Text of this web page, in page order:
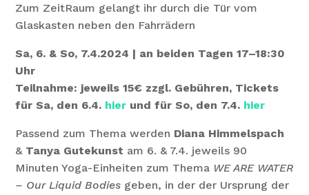
Zum ZeitRaum gelangt ihr durch die Tür vom
Glaskasten neben den Fahrrädern
Sa, 6. & So, 7.4.2024 | an beiden Tagen 17–18:30
Uhr
Teilnahme: jeweils 15€ zzgl. Gebühren, Tickets
für Sa, den 6.4. hier und für So, den 7.4. hier
Passend zum Thema werden Diana Himmelspach
& Tanya Gutekunst am 6. & 7.4. jeweils 90
Minuten Yoga-Einheiten zum Thema WE ARE WATER
– Our Liquid Bodies geben, in der der Ursprung der